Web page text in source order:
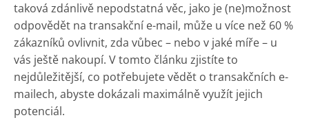
taková zdánlivě nepodstatná věc, jako je (ne)možnost
odpovědět na transakční e-mail, může u více než 60 %
zákazníků ovlivnit, zda vůbec – nebo v jaké míře – u
vás ještě nakoupí. V tomto článku zjistíte to
nejdůležitější, co potřebujete vědět o transakčních e-
mailech, abyste dokázali maximálně využít jejich
potenciál.